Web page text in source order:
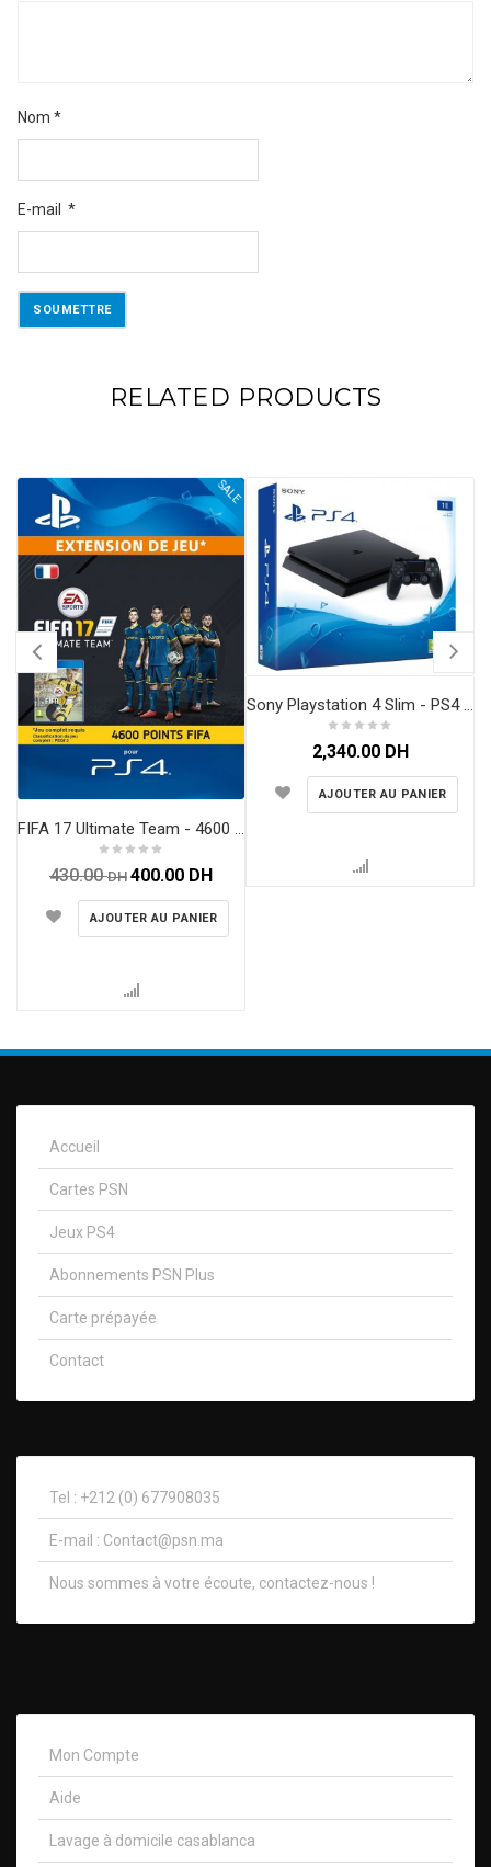
Nom *
E-mail *
RELATED PRODUCTS
SALE
430.00DH 400.00 DH
AJOUTER AU PANIER
2,340.00 DH
AJOUTER AU PANIER
Accueil
Cartes PSN
Jeux PS4
Abonnements PSN Plus
Carte prépayée
Contact
Tel : +212 (0) 677908035
E-mail : Contact@psn.ma
Nous sommes à votre écoute, contactez-nous !​
Mon Compte
Aide
Lavage à domicile casablanca